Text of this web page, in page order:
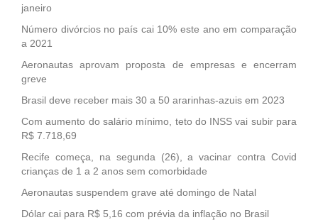
janeiro
Número divórcios no país cai 10% este ano em comparação
a 2021
Aeronautas aprovam proposta de empresas e encerram
greve
Brasil deve receber mais 30 a 50 ararinhas-azuis em 2023
Com aumento do salário mínimo, teto do INSS vai subir para
R$ 7.718,69
Recife começa, na segunda (26), a vacinar contra Covid
crianças de 1 a 2 anos sem comorbidade
Aeronautas suspendem grave até domingo de Natal
Dólar cai para R$ 5,16 com prévia da inflação no Brasil